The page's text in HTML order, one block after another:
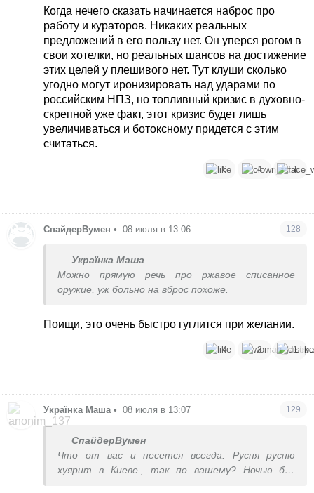
бесполезно- так и передайте своим кураторам.
Когда нечего сказать начинается наброс про
работу и кураторов. Никаких реальных
предложений в его пользу нет. Он уперся рогом в
свои хотелки, но реальных шансов на достижение
этих целей у плешивого нет. Тут клуши сколько
угодно могут иронизировать над ударами по
российским НПЗ, но топливный кризис в духовно-
скрепной уже факт, этот кризис будет лишь
увеличиваться и ботоксному придется с этим
считаться.
6 4 1
СпайдерВумен • 08 июля в 13:06 128
Українка Маша
Можно прямую речь про ржавое списанное
оружие, уж больно на вброс похоже.
Поищи, это очень быстро гуглится при желании.
4 3 1
Українка Маша • 08 июля в 13:07 129
СпайдерВумен
Что от вас и несется всегда. Русня русню
хуярит в Киеве., так по вашему? Ночью без